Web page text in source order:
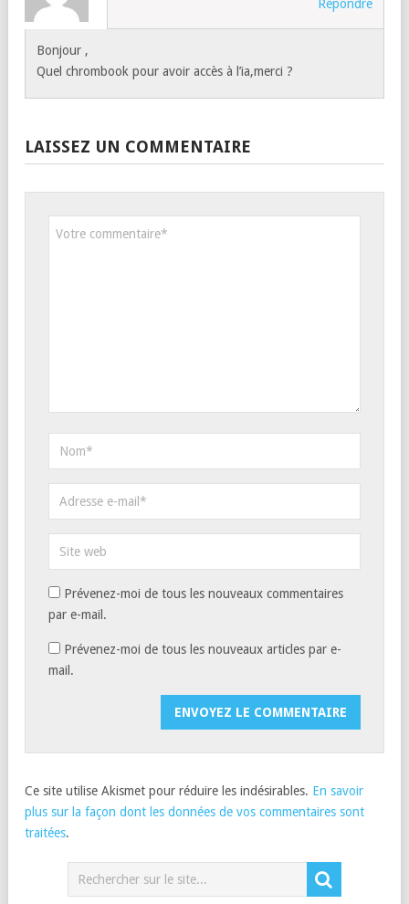
Répondre
Bonjour ,
Quel chrombook pour avoir accès à l’ia,merci ?
LAISSEZ UN COMMENTAIRE
Prévenez-moi de tous les nouveaux commentaires
par e-mail.
Prévenez-moi de tous les nouveaux articles par e-
mail.
Ce site utilise Akismet pour réduire les indésirables. En savoir
plus sur la façon dont les données de vos commentaires sont
traitées.